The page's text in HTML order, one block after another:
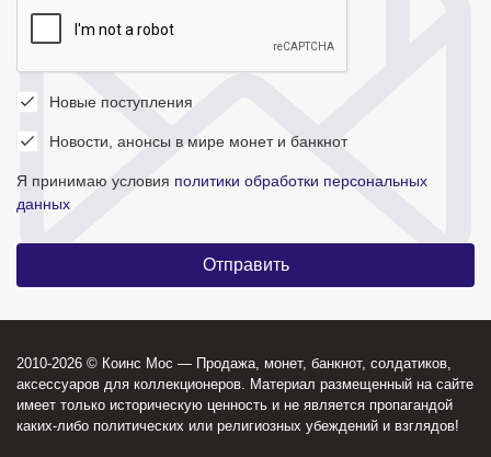
Новые поступления
Новости, анонсы в мире монет и банкнот
Я принимаю условия политики обработки персональных
данных
2010-2026 © Коинс Мос — Продажа, монет, банкнот, солдатиков,
аксессуаров для коллекционеров. Материал размещенный на сайте
имеет только историческую ценность и не является пропагандой
каких-либо политических или религиозных убеждений и взглядов!